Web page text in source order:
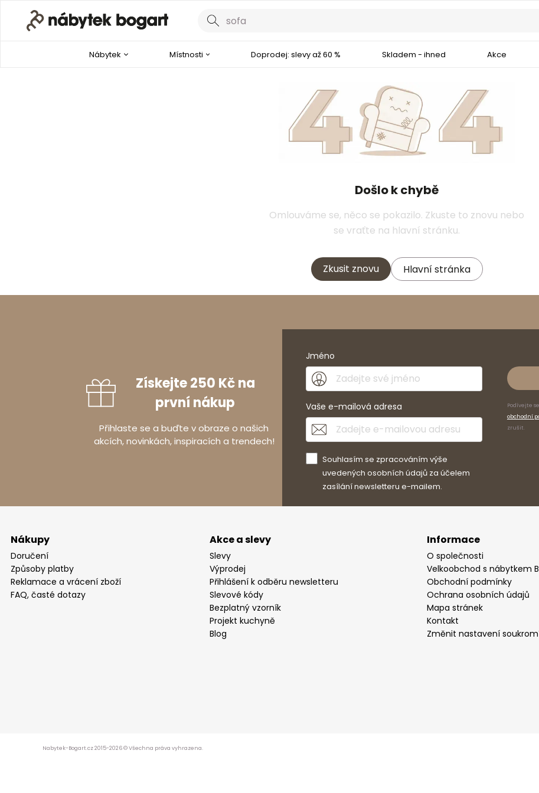
Nábytek Místnosti Doprodej: slevy až 60 % Skladem - ihned Akce
Došlo k chybě
Omlouváme se, něco se pokazilo. Zkuste to znovu nebo
se vraťte na hlavní stránku.
Zkusit znovu Hlavní stránka
Získejte 250 Kč na
první nákup
Přihlaste se a buďte v obraze o našich
akcích, novinkách, inspiracích a trendech!
Jméno
Vaše e-mailová adresa
Souhlasím se zpracováním výše
uvedených osobních údajů za účelem
zasílání newsletteru e-mailem.
Podívejte
obchodní
zrušit.
Nákupy
Doručení
Způsoby platby
Reklamace a vrácení zboží
FAQ, časté dotazy
Akce a slevy
Slevy
Výprodej
Přihlášení k odběru newsletteru
Slevové kódy
Bezplatný vzorník
Projekt kuchyně
Blog
Informace
O společnosti
Velkoobchod s nábytkem
Obchodní podmínky
Ochrana osobních údajů
Mapa stránek
Kontakt
Změnit nastavení
Nabytek-Bogart.cz 2015-2026 © Všechna práva vyhrazena.